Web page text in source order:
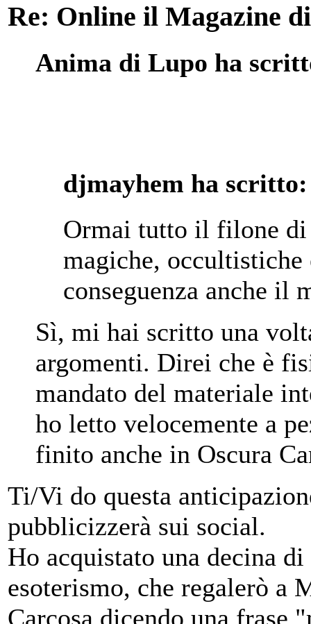
Re: Online il Magazine
Anima di Lupo ha
djmayhem ha scritto:
Ormai tutto il filone di
magiche,
conseguenza anche il
Sì, mi hai scritto una
argomenti. Direi che è
mandato del materiale
ho letto velocemente a
finito anche in Oscura
Ti/Vi do questa
pubblicizzerà sui social.
Ho acquistato una decina
esoterismo, che regalerò a
Carcosa dicendo una frase